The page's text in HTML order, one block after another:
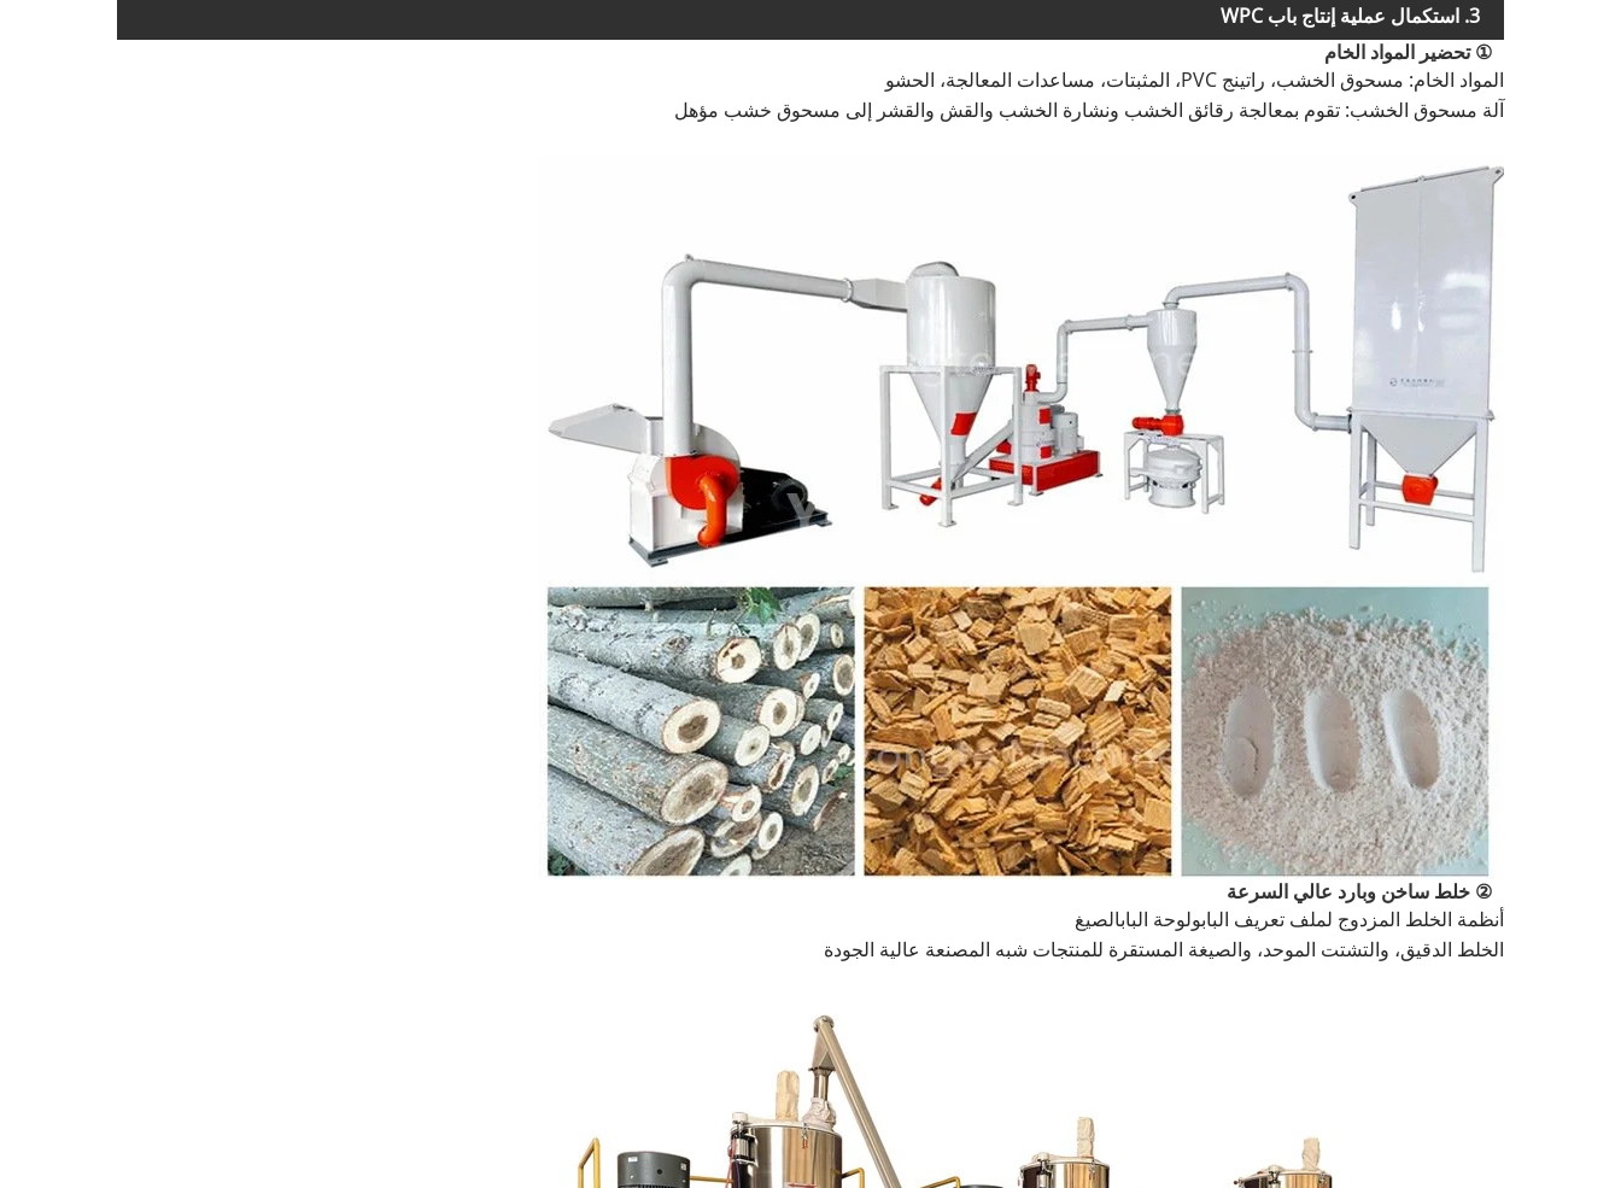
3. استكمال عملية إنتاج باب WPC
① تحضير المواد الخام
المواد الخام: مسحوق الخشب، راتينج PVC، المثبتات، مساعدات المعالجة، الحشو
آلة مسحوق الخشب: تقوم بمعالجة رقائق الخشب ونشارة الخشب والقش والقشر إلى مسحوق خشب مؤهل
② خلط ساخن وبارد عالي السرعة
أنظمة الخلط المزدوج لملف تعريف البابولوحة البابالصيغ
الخلط الدقيق، والتشتت الموحد، والصيغة المستقرة للمنتجات شبه المصنعة عالية الجودة